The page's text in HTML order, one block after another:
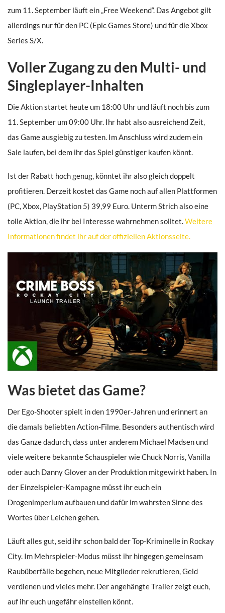
zum 11. September läuft ein „Free Weekend“. Das Angebot gilt
allerdings nur für den PC (Epic Games Store) und für die Xbox
Series S/X.
Voller Zugang zu den Multi- und
Singleplayer-Inhalten
Die Aktion startet heute um 18:00 Uhr und läuft noch bis zum
11. September um 09:00 Uhr. Ihr habt also ausreichend Zeit,
das Game ausgiebig zu testen. Im Anschluss wird zudem ein
Sale laufen, bei dem ihr das Spiel günstiger kaufen könnt.
Ist der Rabatt hoch genug, könntet ihr also gleich doppelt
profitieren. Derzeit kostet das Game noch auf allen Plattformen
(PC, Xbox, PlayStation 5) 39,99 Euro. Unterm Strich also eine
tolle Aktion, die ihr bei Interesse wahrnehmen solltet.Weitere
Informationen findet ihr auf der offiziellen Aktionsseite.
Was bietet das Game?
Der Ego-Shooter spielt in den 1990er-Jahren und erinnert an
die damals beliebten Action-Filme. Besonders authentisch wird
das Ganze dadurch, dass unter anderem Michael Madsen und
viele weitere bekannte Schauspieler wie Chuck Norris, Vanilla
oder auch Danny Glover an der Produktion mitgewirkt haben. In
der Einzelspieler-Kampagne müsst ihr euch ein
Drogenimperium aufbauen und dafür im wahrsten Sinne des
Wortes über Leichen gehen.
Läuft alles gut, seid ihr schon bald der Top-Kriminelle in Rockay
City. Im Mehrspieler-Modus müsst ihr hingegen gemeinsam
Raubüberfälle begehen, neue Mitglieder rekrutieren, Geld
verdienen und vieles mehr. Der angehängte Trailer zeigt euch,
auf ihr euch ungefähr einstellen könnt.